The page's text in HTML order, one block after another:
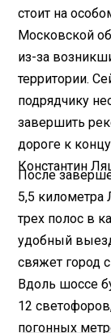
стоит на
Московской
из-за
территории.
подрядчику
завершить
дороге к
Константин
После
5,5 километра
трех полос в
удобный
свяжет город
Вдоль шоссе
12
погонных